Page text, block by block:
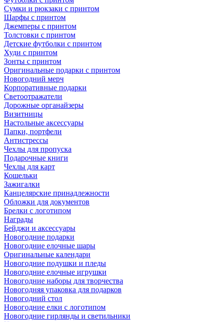
Сумки и рюкзаки с принтом
Шарфы с принтом
Джемперы с принтом
Толстовки с принтом
Детские футболки с принтом
Худи с принтом
Зонты с принтом
Оригинальные подарки с принтом
Новогодний мерч
Корпоративные подарки
Светоотражатели
Дорожные органайзеры
Визитницы
Настольные аксессуары
Папки, портфели
Антистрессы
Чехлы для пропуска
Подарочные книги
Чехлы для карт
Кошельки
Зажигалки
Канцелярские принадлежности
Обложки для документов
Брелки с логотипом
Награды
Бейджи и аксессуары
Новогодние подарки
Новогодние елочные шары
Оригинальные календари
Новогодние подушки и пледы
Новогодние елочные игрушки
Новогодние наборы для творчества
Новогодняя упаковка для подарков
Новогодний стол
Новогодние елки с логотипом
Новогодние гирлянды и светильники